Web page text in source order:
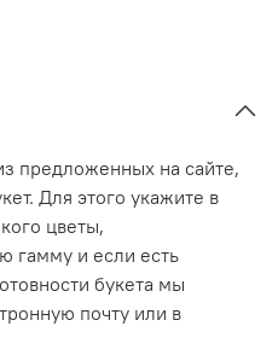
предложенных на сайте,
Для этого укажите в
цветы,
гамму и если есть
букета мы
почту или в